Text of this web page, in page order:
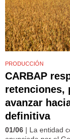
PRODUCCIÓN
CARBAP
retenciones,
avanzar
definitiva
01/06 | La entidad